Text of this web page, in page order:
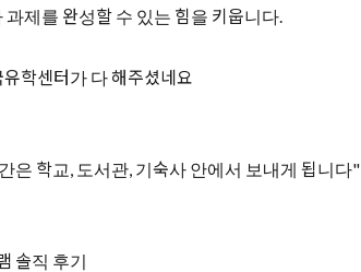
제를 완성할 수 있는 힘을 키웁니다.
학센터가 다 해주셨네요
은 학교, 도서관, 기숙사 안에서 보내게 됩니다"
솔직 후기